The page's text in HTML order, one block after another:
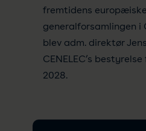
fremtidens
generalforsamlingen i
blev adm. direktør
CENELEC’s
2028.